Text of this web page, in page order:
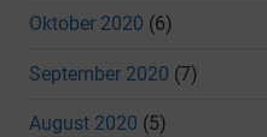
Oktober 2020 (6)
September 2020 (7)
August 2020 (5)